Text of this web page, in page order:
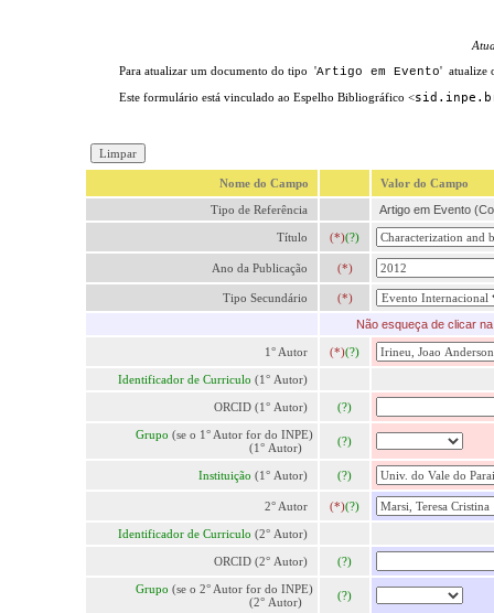
Para atualizar um documento do tipo 'Artigo em Evento' atualize
Este formulário está vinculado ao Espelho Bibliográfico <
Nome do Campo
Valor do Campo
Tipo de Referência
Artigo em Evento
Título (*)(?)
Ano da Publicação (*)
Tipo Secundário
(*)
Não esqueça de clicar
1° Autor (*)(?)
Identificador de Curriculo (1° Autor)
ORCID (1° Autor) (?)
Grupo (se o 1° Autor for do INPE)
(1° Autor)
(?)
Instituição (1° Autor) (?)
2° Autor (*)(?)
Identificador de Curriculo (2° Autor)
ORCID (2° Autor) (?)
Grupo (se o 2° Autor for do INPE)
(2° Autor)
(?)